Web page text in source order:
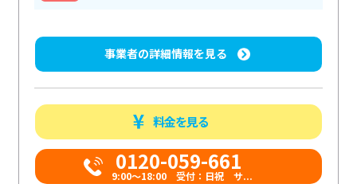
事業者の詳細情報を見る
料金を見る
0120-059-661
9:00〜18:00 受付：日祝 サ...